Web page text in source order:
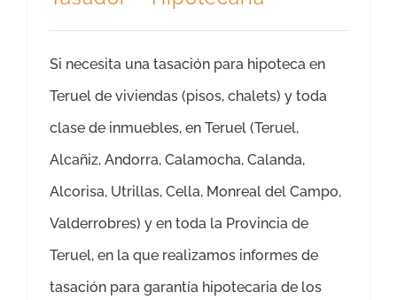
Si necesita una tasación para hipoteca en
Teruel de viviendas (pisos, chalets) y toda
clase de inmuebles, en Teruel (Teruel,
Alcañiz, Andorra, Calamocha, Calanda,
Alcorisa, Utrillas, Cella, Monreal del Campo,
Valderrobres) y en toda la Provincia de
Teruel, en la que realizamos informes de
tasación para garantía hipotecaria de los